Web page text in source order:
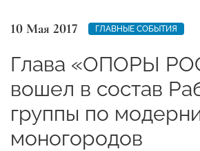
10 Мая 2017 ГЛАВНЫЕ СОБЫТИЯ
Глава «ОПОРЫ
вошел в состав
группы по
моногородов